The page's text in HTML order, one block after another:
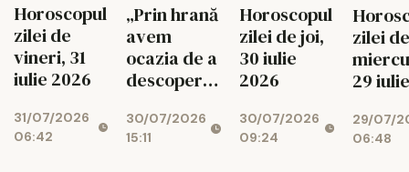
Horoscopul
zilei de
vineri, 31
iulie 2026
31/07/2026
06:42
„Prin hrană
avem
ocazia de a
descoperi
Bunul
Dumnezeu”
30/07/2026
15:11
Horoscopul
zilei de joi,
30 iulie
2026
30/07/2026
09:24
zilei de
29 iulie
29/07/
06:48